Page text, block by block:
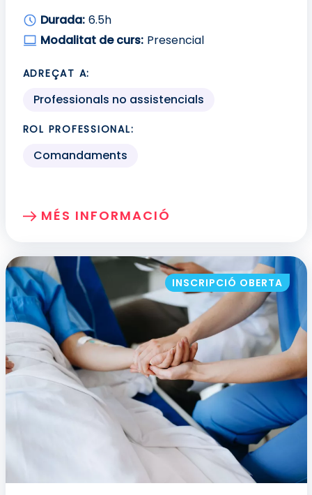
Durada: 6.5h
Modalitat de curs: Presencial
ADREÇAT A:
Professionals no assistencials
ROL PROFESSIONAL:
Comandaments
MÉS INFORMACIÓ
SOBRE: SISTEMES DE COSTOS EN
INSCRIPCIÓ OBERTA